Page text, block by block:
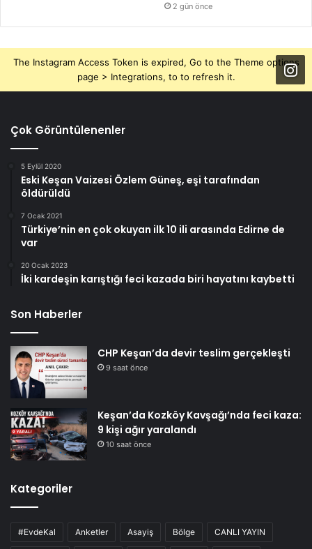
2 gün önce
The Instagram Access Token is expired, Go to the Theme options
page > Integrations, to to refresh it.
Çok Görüntülenenler
5 Eylül 2020
Eski Keşan Vaizesi Özlem Güneş, eşi tarafından
öldürüldü
7 Ocak 2021
Türkiye’nin en çok okuyan ilk 10 ili arasında Edirne de
var
20 Ocak 2023
İki kardeşin karıştığı feci kazada biri hayatını kaybetti
Son Haberler
CHP Keşan’da devir teslim gerçekleşti
9 saat önce
Keşan’da Kozköy Kavşağı’nda feci kaza:
9 kişi ağır yaralandı
10 saat önce
Kategoriler
#EvdeKal Anketler Asayiş Bölge CANLI YAYIN